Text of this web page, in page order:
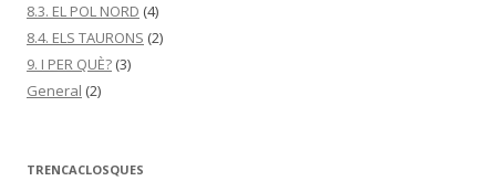
8.3. EL POL NORD (4)
8.4. ELS TAURONS (2)
9. I PER QUÈ? (3)
General (2)
TRENCACLOSQUES